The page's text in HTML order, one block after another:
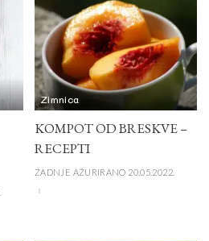
Zimnica
KOMPOT OD BRESKVE –
RECEPTI
ZADNJE AŽURIRANO 20.05.2022.